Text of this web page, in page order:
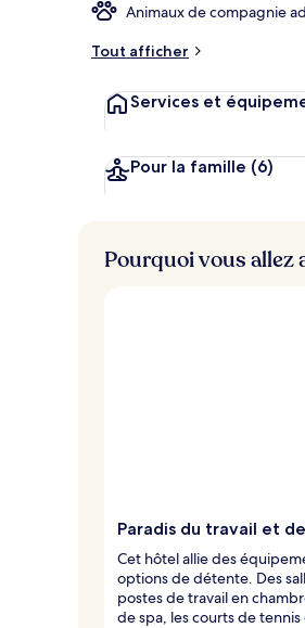
Animaux de compagnie
Tout afficher
Services et
Pour la famille (6)
Pourquoi vous allez
Paradis du travail et
Cet hôtel allie des
options de détente. Des
postes de travail en
de spa, les courts de tennis